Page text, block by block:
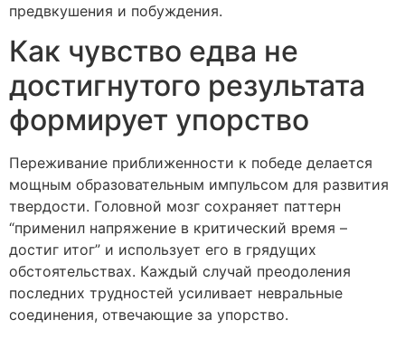
предвкушения и побуждения.
Как чувство едва не
достигнутого результата
формирует упорство
Переживание приближенности к победе делается
мощным образовательным импульсом для развития
твердости. Головной мозг сохраняет паттерн
“применил напряжение в критический время –
достиг итог” и использует его в грядущих
обстоятельствах. Каждый случай преодоления
последних трудностей усиливает невральные
соединения, отвечающие за упорство.